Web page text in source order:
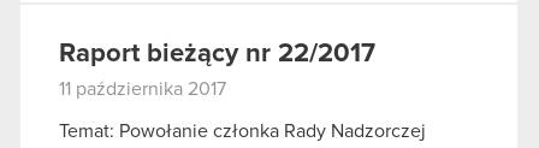
Raport bieżący nr 22/2017
11 października 2017
Temat: Powołanie członka Rady Nadzorczej